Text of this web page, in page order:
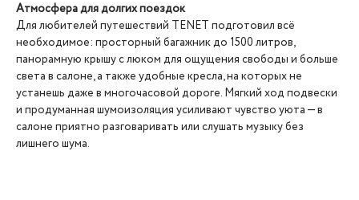
Атмосфера для долгих поездок
Для любителей путешествий TENET подготовил всё
необходимое: просторный багажник до 1500 литров,
панорамную крышу с люком для ощущения свободы и больше
света в салоне, а также удобные кресла, на которых не
устанешь даже в многочасовой дороге. Мягкий ход подвески
и продуманная шумоизоляция усиливают чувство уюта — в
салоне приятно разговаривать или слушать музыку без
лишнего шума.